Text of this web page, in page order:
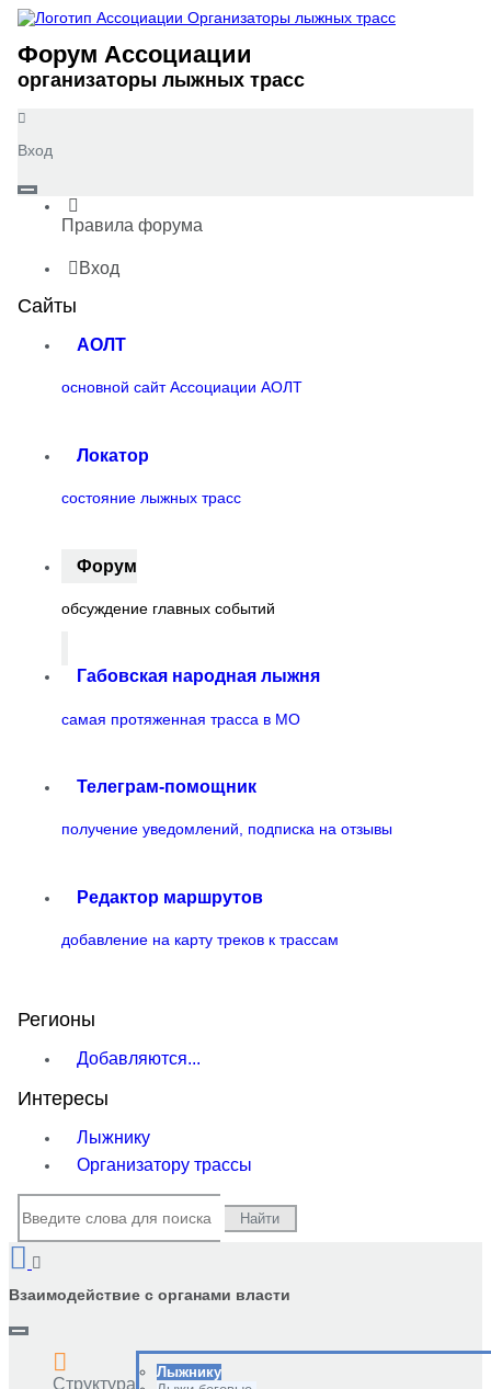
Форум Ассоциации
организаторы лыжных трасс
Вход
Правила форума
Вход
Сайты
АОЛТ
основной сайт Ассоциации АОЛТ
Локатор
состояние лыжных трасс
Форум
обсуждение главных событий
Габовская народная лыжня
самая протяженная трасса в МО
Телеграм-помощник
получение уведомлений, подписка на отзывы
Редактор маршрутов
добавление на карту треков к трассам
Регионы
Добавляются...
Интересы
Лыжнику
Организатору трассы
Найти
Взаимодействие с органами власти
Структура
Лыжнику